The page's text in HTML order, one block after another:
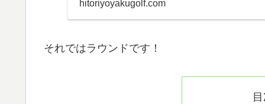
hitoriyoyakugolf.com
それではラウンドです！